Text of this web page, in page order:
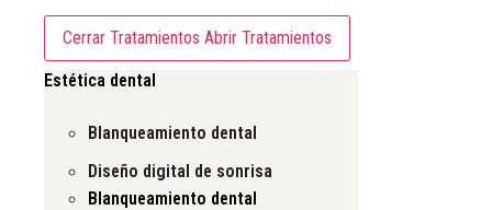
Cerrar Tratamientos Abrir Tratamientos
Estética dental
Blanqueamiento dental
Diseño digital de sonrisa
Blanqueamiento dental